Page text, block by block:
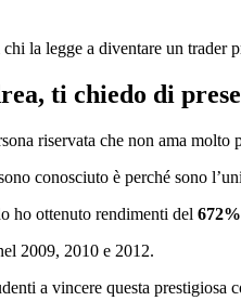
chi la legge a diventare un trader
ti chiedo di
riservata che non ama molto
conosciuto è perché sono
ho ottenuto rendimenti del
2009, 2010 e 2012.
a vincere questa prestigiosa